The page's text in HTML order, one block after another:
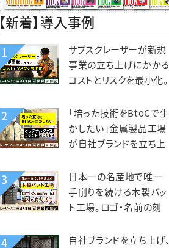
【新着】導入事例
1
サブスクレーザーが新規
事業の立ち上げにかかる
コストとリスクを最小化。
kiond（キオンド）様
2
「培った技術をBtoCで生
かしたい」金属製品工場
が自社ブランドを立ち上
造販売。錦中央工業様
3
日本一の名産地で唯一
手削りを続ける木製バッ
ト工場。ロゴ・名前の刻
を活用。エスオースポーツ
4
自社ブランドを立ち上げ、